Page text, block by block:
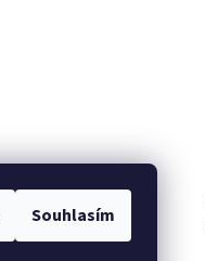
Souhlasím